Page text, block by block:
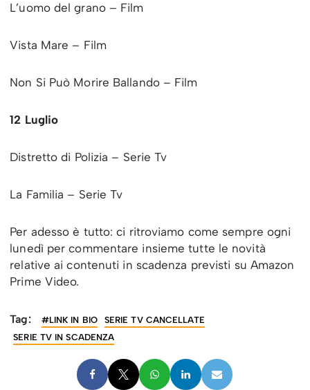
L’uomo del grano – Film
Vista Mare – Film
Non Si Può Morire Ballando – Film
12 Luglio
Distretto di Polizia – Serie Tv
La Familia – Serie Tv
Per adesso è tutto: ci ritroviamo come sempre ogni
lunedì per commentare insieme tutte le novità
relative ai contenuti in scadenza previsti su Amazon
Prime Video.
Tag: #LINK IN BIO
SERIE TV CANCELLATE
SERIE TV IN SCADENZA